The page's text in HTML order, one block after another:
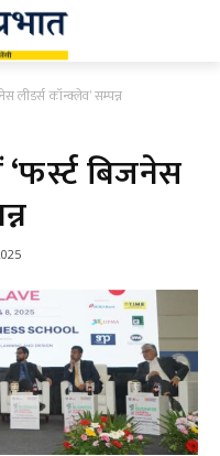
लीडर्स कॉन्क्लेव’ सम्पन्न
‘फर्स्ट बिजनेस